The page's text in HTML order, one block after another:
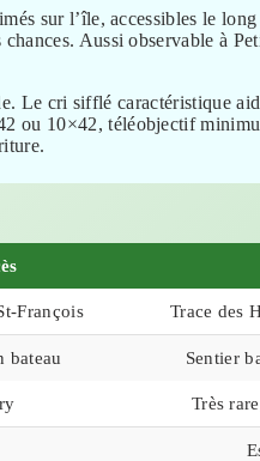
sur l’île, accessibles le
Aussi observable à
Le cri sifflé caractéristique
ou 10×42, téléobjectif
François Trace des
bateau Sentier
Très